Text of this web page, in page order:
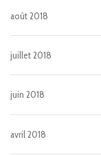
août 2018
juillet 2018
juin 2018
avril 2018